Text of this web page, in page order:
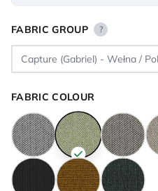
FABRIC GROUP ?
FABRIC COLOUR